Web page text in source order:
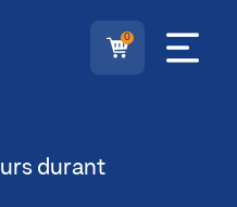
0
durant